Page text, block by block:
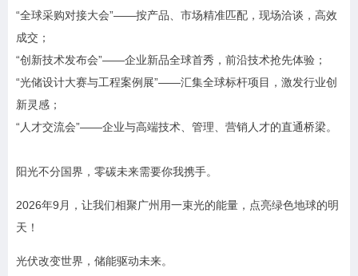
“全球采购对接大会”——按产品、市场精准匹配，现场洽谈，高效
成交；
“创新技术发布会”——企业新品全球首秀，前沿技术抢先体验；
“光储设计大赛与工程案例展”——汇集全球标杆项目，激发行业创
新灵感；
“人才交流会”——企业与高端技术、管理、营销人才的直通桥梁。
阳光不分国界，零碳未来需要你我携手。
2026年9月，让我们相聚广州用一束光的能量，点亮绿色地球的明
天！
光伏改变世界，储能驱动未来。